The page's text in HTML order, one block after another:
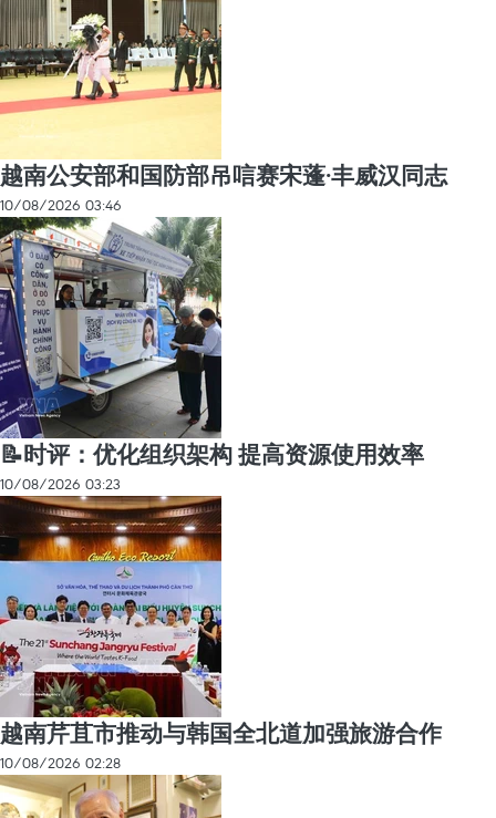
越南公安部和国防部吊唁赛宋蓬·丰威汉同志
10/08/2026 03:46
📝时评：优化组织架构 提高资源使用效率
10/08/2026 03:23
越南芹苴市推动与韩国全北道加强旅游合作
10/08/2026 02:28